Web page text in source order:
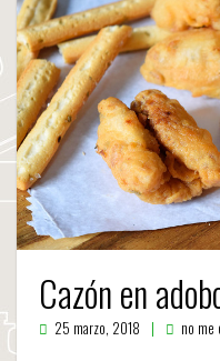
Cazón en
25 marzo, 2018 no me